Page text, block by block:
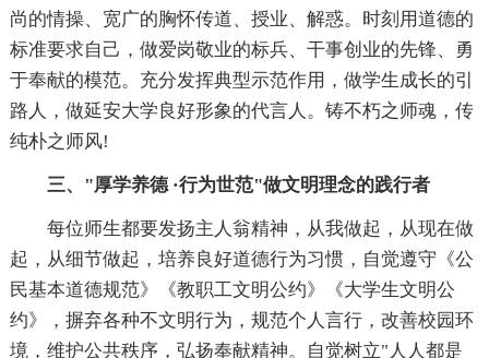
尚的情操、宽广的胸怀传道、授业、解惑。时刻用道德的
标准要求自己，做爱岗敬业的标兵、干事创业的先锋、勇
于奉献的模范。充分发挥典型示范作用，做学生成长的引
路人，做延安大学良好形象的代言人。铸不朽之师魂，传
纯朴之师风!
三、"厚学养德 ·行为世范"做文明理念的践行者
每位师生都要发扬主人翁精神，从我做起，从现在做
起，从细节做起，培养良好道德行为习惯，自觉遵守《公
民基本道德规范》《教职工文明公约》《大学生文明公
约》，摒弃各种不文明行为，规范个人言行，改善校园环
境，维护公共秩序，弘扬奉献精神。自觉树立"人人都是